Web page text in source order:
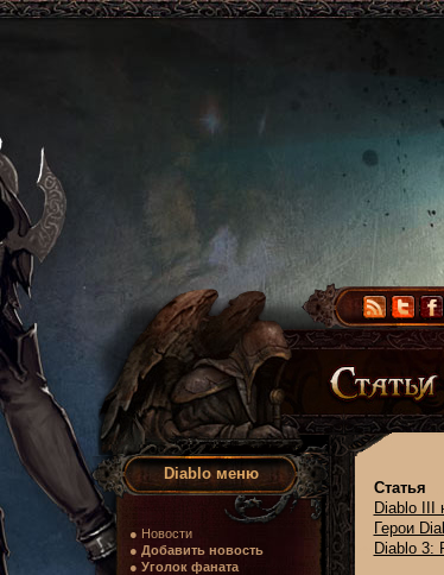
Diablo меню
● Новости
● Добавить новость
● Уголок фаната
Статья
Diablo III
Герои
Diablo 3: